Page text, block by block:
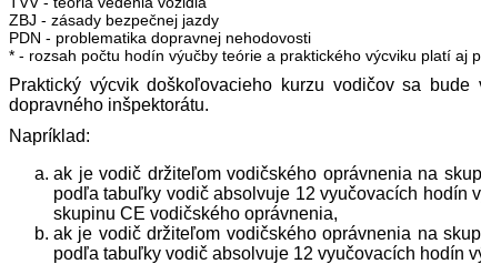
ZBJ - zásady bezpečnej jazdy
PDN - problematika dopravnej nehodovosti
* - rozsah počtu hodín výučby teórie a praktického výcviku platí aj
Praktický výcvik doškoľovacieho kurzu vodičov sa
dopravného inšpektorátu.
Napríklad:
ak je vodič držiteľom vodičského oprávnenia na
podľa tabuľky vodič absolvuje 12 vyučovacích hodín
skupinu CE vodičského oprávnenia,
ak je vodič držiteľom vodičského oprávnenia na
podľa tabuľky vodič absolvuje 12 vyučovacích hodín